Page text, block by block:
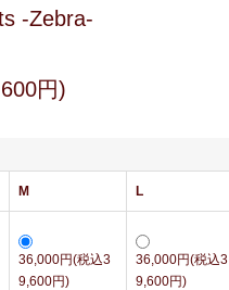
-Zebra-
円)
M L
36,000円(税込3
9,600円)
36,000円(税込3
9,600円)